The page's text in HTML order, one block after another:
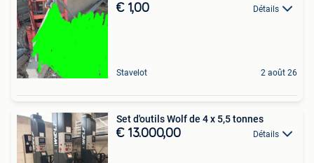
€ 1,00 Détails
Stavelot 2 août 26
Set d'outils Wolf de 4 x 5,5 tonnes
€ 13.000,00 Détails